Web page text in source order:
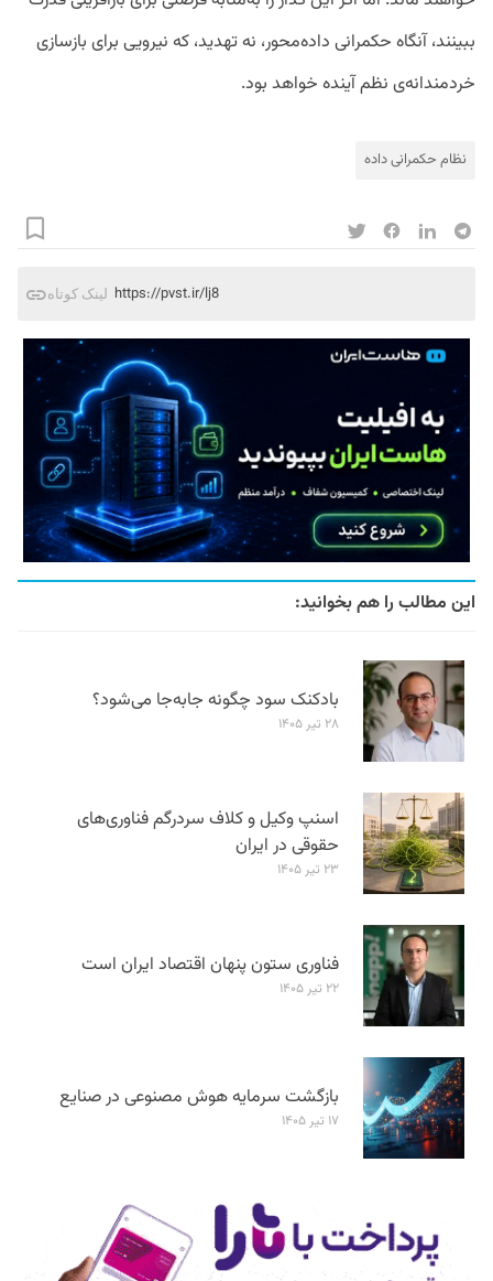
ببینند، آنگاه حکمرانی داده‌محور، نه تهدید، که نیرویی برای بازسازی
خردمندانه‌ی نظم آینده خواهد بود.
نظام حکمرانی داده
لینک کوتاه https://pvst.ir/lj8
این مطالب را هم بخوانید:
بادکنک سود چگونه جابه‌جا می‌شود؟
۲۸ تیر ۱۴۰۵
اسنپ وکیل و کلاف سردرگم فناوری‌های
حقوقی در ایران
۲۳ تیر ۱۴۰۵
فناوری ستون پنهان اقتصاد ایران است
۲۲ تیر ۱۴۰۵
بازگشت سرمایه هوش مصنوعی در صنایع
۱۷ تیر ۱۴۰۵